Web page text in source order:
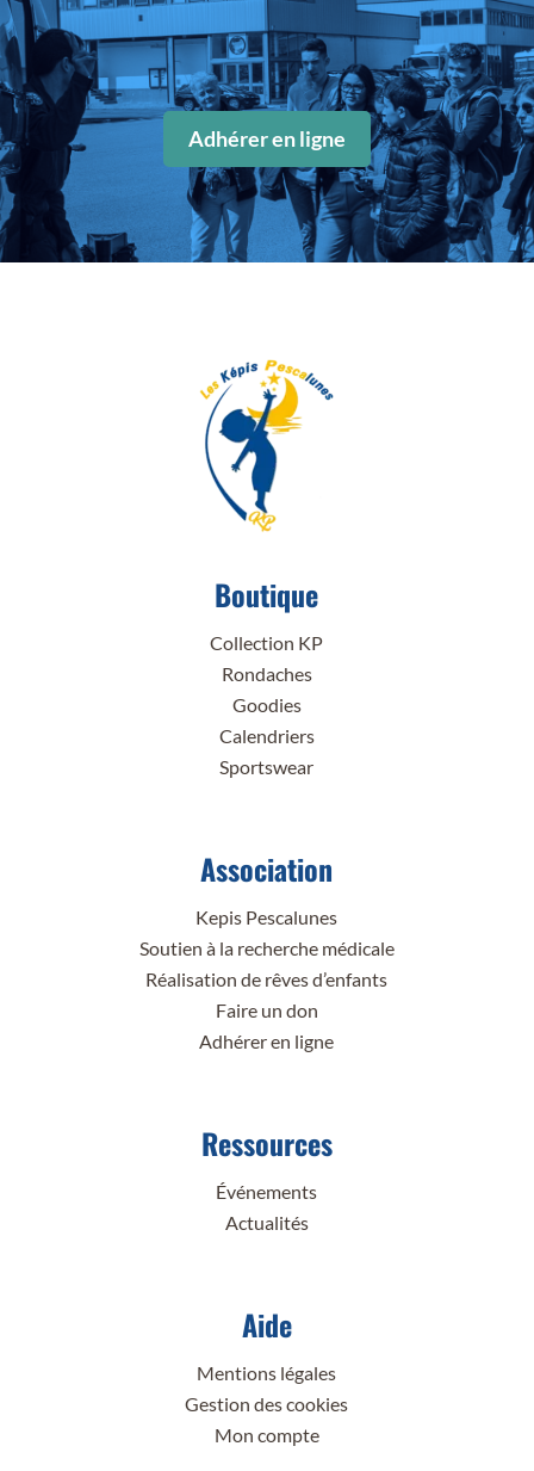
Adhérer en ligne
Boutique
Collection KP
Rondaches
Goodies
Calendriers
Sportswear
Association
Kepis Pescalunes
Soutien à la recherche médicale
Réalisation de rêves d’enfants
Faire un don
Adhérer en ligne
Ressources
Événements
Actualités
Aide
Mentions légales
Gestion des cookies
Mon compte